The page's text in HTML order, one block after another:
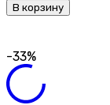
В корзину
-33%